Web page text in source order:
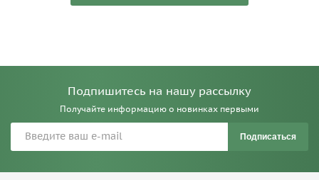
Подпишитесь на нашу рассылку
Получайте информацию о новинках первыми
Подписаться